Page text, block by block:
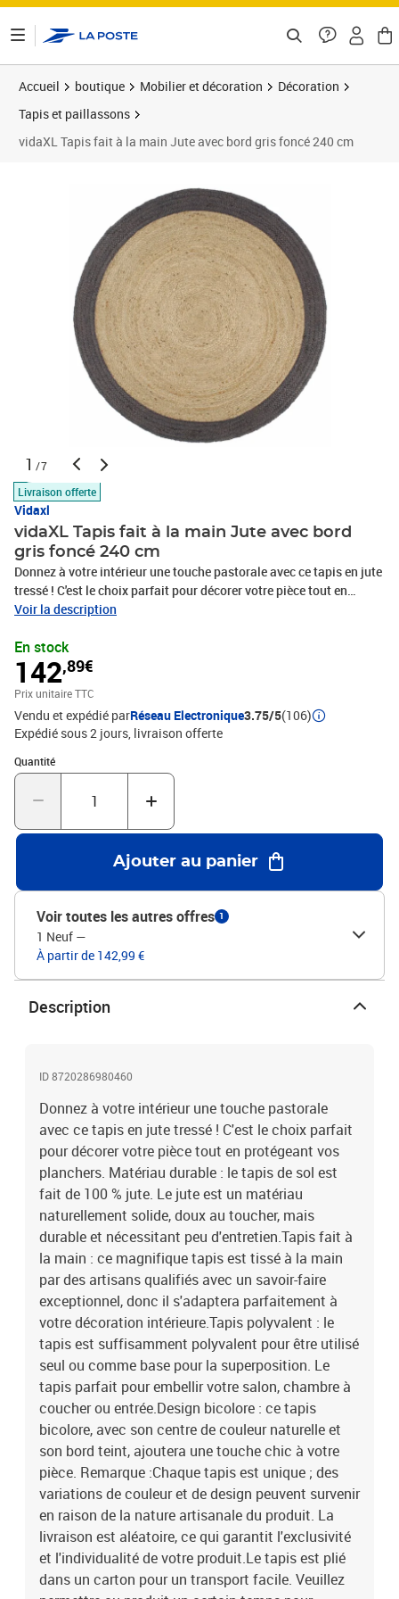
Accueil boutique Mobilier et décoration
Décoration
Tapis et paillassons
vidaXL Tapis fait à la main Jute avec bord gris foncé 240 cm
1 /7
Livraison offerte
Vidaxl
vidaXL Tapis fait à la main Jute avec bord
gris foncé 240 cm
Donnez à votre intérieur une touche pastorale avec ce tapis en jute
tressé ! C'est le choix parfait pour décorer votre pièce tout en
protégeant vos planchers. Matériau durable : le tapis de sol est
doux au toucher, mais durable et nécessitant peu d'entretien.Tapis
fait à la main : ce magnifique tapis est tissé à la main par des
artisans qualifiés avec un savoir-faire exceptionnel, donc il
s'adaptera parfaitement à votre décoration intérieure.Tapis
polyvalent : le tapis est suffisamment polyvalent pour être utilisé
seul ou comme base pour la superposition. Le tapis parfait pour
embellir votre salon, chambre à coucher ou entrée.Design bicolore
: ce tapis bicolore, avec son centre de couleur naturelle et son bord
teint, ajoutera une touche chic à votre pièce. Remarque :Chaque
survenir en raison de la nature artisanale du produit. La livraison
est aléatoire, ce qui garantit l'exclusivité et l'individualité de votre
produit.Le tapis est plié dans un carton pour un transport facile.
Veuillez permettre au produit un certain temps pour devenir
parfaitement droit et plat. Couleur : marron et gris foncéMatériau :
jute tresséDiamètre : 240 cmArticle fait à la mainTexture
attrayanteAssemblage requis : non
Voir la description
En stock
142,89€
Prix unitaire TTC
Vendu et expédié parRéseau Electronique3.75/5(106)
Expédié sous 2 jours livraison offerte
Quantité
Quantité : 1
Ajouter au panier
Voir toutes les autres offres 1
1 Neuf —
À partir de 142,99 €
Description
ID 8720286980460
Donnez à votre intérieur une touche pastorale
avec ce tapis en jute tressé ! C'est le choix parfait
pour décorer votre pièce tout en protégeant vos
planchers. Matériau durable : le tapis de sol est
fait de 100 % jute. Le jute est un matériau
naturellement solide, doux au toucher, mais
durable et nécessitant peu d'entretien.Tapis fait à
la main : ce magnifique tapis est tissé à la main
par des artisans qualifiés avec un savoir-faire
exceptionnel, donc il s'adaptera parfaitement à
votre décoration intérieure.Tapis polyvalent : le
tapis est suffisamment polyvalent pour être utilisé
seul ou comme base pour la superposition. Le
tapis parfait pour embellir votre salon, chambre à
coucher ou entrée.Design bicolore : ce tapis
bicolore, avec son centre de couleur naturelle et
son bord teint, ajoutera une touche chic à votre
pièce. Remarque :Chaque tapis est unique ; des
variations de couleur et de design peuvent survenir
en raison de la nature artisanale du produit. La
livraison est aléatoire, ce qui garantit l'exclusivité
et l'individualité de votre produit.Le tapis est plié
dans un carton pour un transport facile. Veuillez